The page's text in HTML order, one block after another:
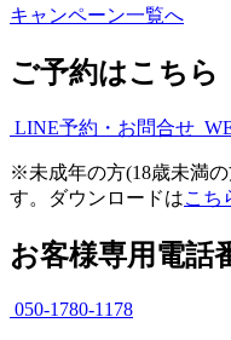
キャンペーン一覧へ
ご予約はこちら
LINE予約・お問合せ
※未成年の方(18歳未満
す。ダウンロードはこち
お客様専用電話
050-1780-1178